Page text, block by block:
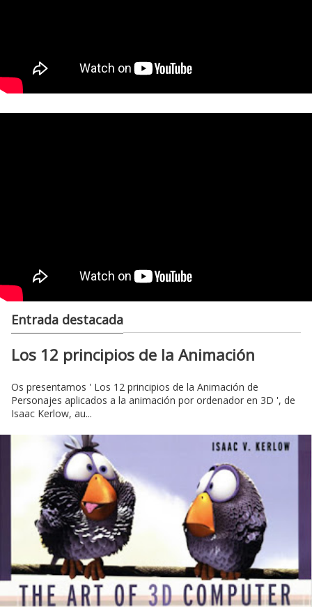
Entrada destacada
Los 12 principios de la Animación
Os presentamos ' Los 12 principios de la Animación de
Personajes aplicados a la animación por ordenador en 3D ', de
Isaac Kerlow, au...